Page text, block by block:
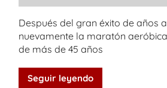
Después del gran éxito de años
nuevamente la maratón
de más de 45 años
Seguir leyendo